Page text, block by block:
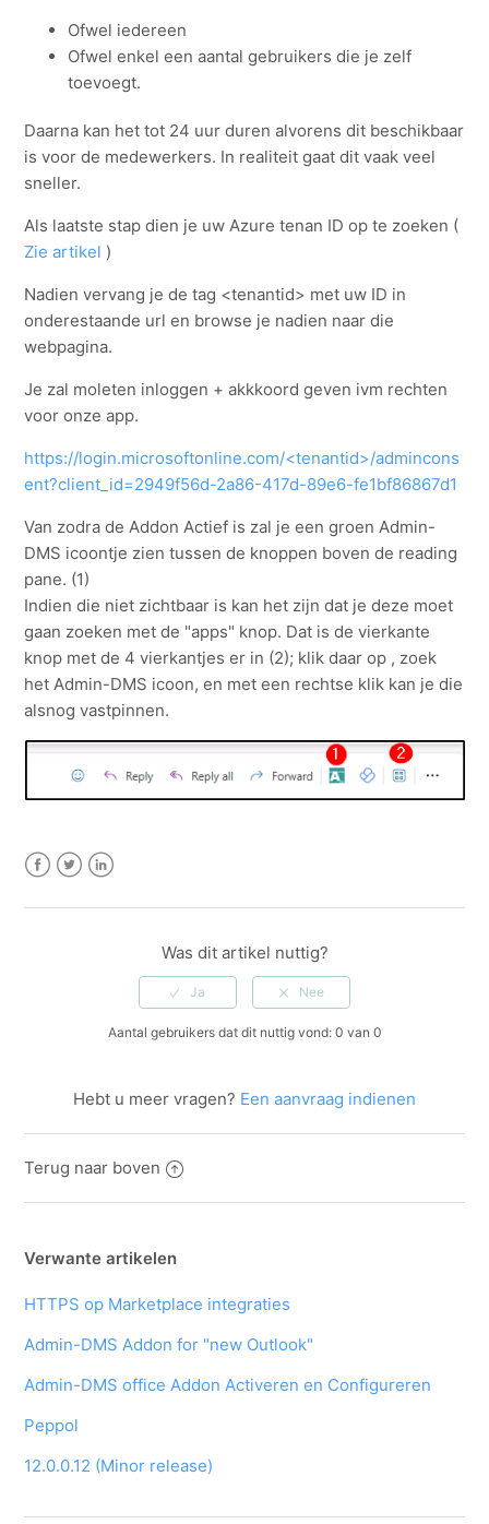
Ofwel iedereen
Ofwel enkel een aantal gebruikers die je zelf
toevoegt.
Daarna kan het tot 24 uur duren alvorens dit beschikbaar
is voor de medewerkers. In realiteit gaat dit vaak veel
sneller.
Als laatste stap dien je uw Azure tenan ID op te zoeken (
Zie artikel )
Nadien vervang je de tag <tenantid> met uw ID in
onderestaande url en browse je nadien naar die
webpagina.
Je zal moleten inloggen + akkkoord geven ivm rechten
voor onze app.
https://login.microsoftonline.com/<tenantid>/admincons
ent?client_id=2949f56d-2a86-417d-89e6-fe1bf86867d1
Van zodra de Addon Actief is zal je een groen Admin-
DMS icoontje zien tussen de knoppen boven de reading
pane. (1)
Indien die niet zichtbaar is kan het zijn dat je deze moet
gaan zoeken met de "apps" knop. Dat is de vierkante
knop met de 4 vierkantjes er in (2); klik daar op , zoek
het Admin-DMS icoon, en met een rechtse klik kan je die
alsnog vastpinnen.
Was dit artikel nuttig?
Aantal gebruikers dat dit nuttig vond: 0 van 0
Hebt u meer vragen? Een aanvraag indienen
Terug naar boven
Verwante artikelen
HTTPS op Marketplace integraties
Admin-DMS Addon for "new Outlook"
Admin-DMS office Addon Activeren en Configureren
Peppol
12.0.0.12 (Minor release)